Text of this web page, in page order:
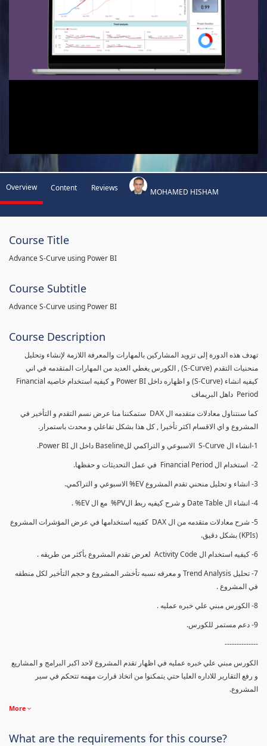
Overview Content Reviews MOHAMED HISHAM
Course Title
Advance S-Curve using Power BI
Course Subtitle
Advance S-Curve using Power BI
Course Description
تهدف هذه الدورة إلى تزويد المشاركين بالمهارات والمعرفة اللازمة لإنشاء وتحليل
منحنيات التقدم (S-Curve) , الكورس يغطي العديد من المهارات المتقدمه في اني
كيفيه انشاء (S-Curve) و اظهاره داخل Power BI و كيفيه استخدام خاصيه Financial
Period داهل البريماف
كما سنتناول معادلات متقدمه ال DAX ستمكننا منا عرض نسم التقدم و التأخير في
المشروع و اي الاقسام اكثر تأخيرا , كل هذا بشكل تفاعلي و محدث باستمرار.
1-انشاء ال S-Curve الاسبوعي و التراكمي للBaseline داخل ال Power BI.
2- استخدام ال Financial Period في عمل التحديثات و حفظها.
3- انشاء و تحليل منحني تقدم المشروع EV% الاسبوعي و التراكمي.
4- انشاء ال Date Table و شرح كيفيه ربط الPV% مع ال EV% .
5- شرح معادلات متقدمه من ال DAX كفييه استخدامها في عرض المؤشرات المشروع
(KPIs) بشكل دقيق.
6- كيفيه استخدام ال Activity Code لعرض تقدم المشروع بأكثر من طريقه .
7- تحليل Trend Analysis و معرفه نسبه تأخشر المشروع و حجم التأخير لكل منطقه
في المشروع .
8- الكورس مبني علي خبره عمليه .
9- دعم مستمر للكورس.
--------------
الكورس مبني علي خبره عمليه في اظهار تقدم المشروع لاحد اكبر البرامج و المشاريع
و رفع التقارير للاداره العليا حتي يتمكنوا من اتخاذ قرارت مهمه تتحكم في سير
المشروع.
More
What are the requirements for this course?